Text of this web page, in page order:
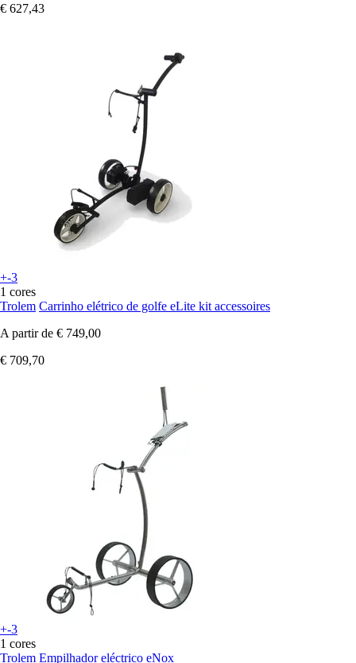
€ 627,43
+-3
1 cores
Trolem Carrinho elétrico de golfe eLite kit accessoires
A partir de € 749,00
€ 709,70
+-3
1 cores
Trolem Empilhador eléctrico eNox